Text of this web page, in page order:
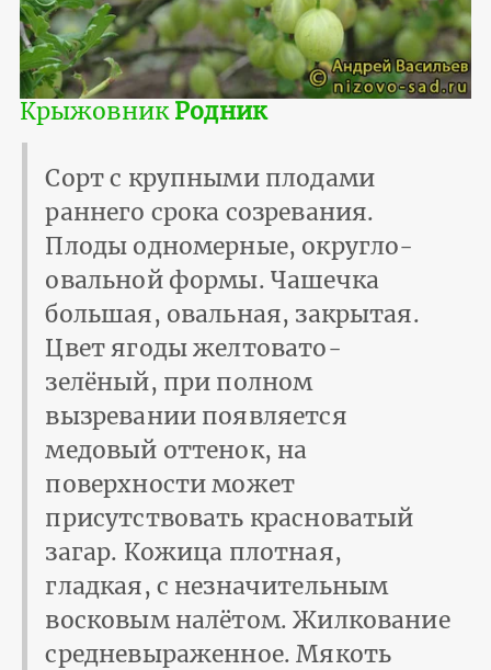
КрыжовникРодник
Сорт с крупными плодами
раннего срока созревания.
Плоды одномерные, округло-
овальной формы. Чашечка
большая, овальная, закрытая.
Цвет ягоды желтовато-
зелёный, при полном
вызревании появляется
медовый оттенок, на
поверхности может
присутствовать красноватый
загар. Кожица плотная,
гладкая, с незначительным
восковым налётом. Жилкование
средневыраженное. Мякоть